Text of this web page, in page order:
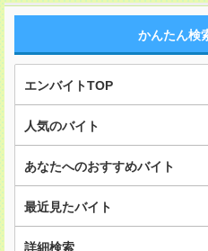
かんたん検
エンバイトTOP
人気のバイト
あなたへのおすすめバイト
最近見たバイト
詳細検索